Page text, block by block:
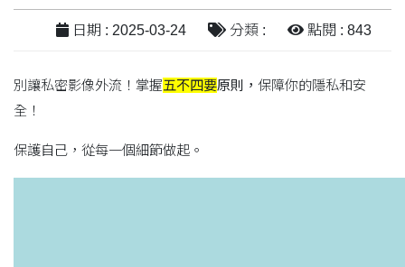
日期 : 2025-03-24 分類 : 點閱 : 843
別讓私密影像外流！掌握五不四要原則， 保障你的隱私和安
全！
保護自己，從每一個細節做起。